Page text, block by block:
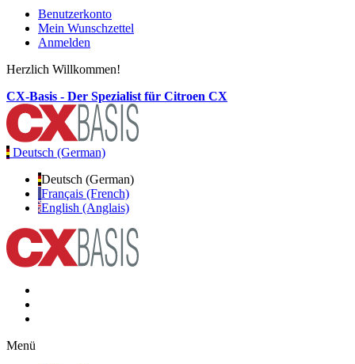
Benutzerkonto
Mein Wunschzettel
Anmelden
Herzlich Willkommen!
CX-Basis - Der Spezialist für Citroen CX
Deutsch (German)
Deutsch (German)
Français (French)
English (Anglais)
Menü